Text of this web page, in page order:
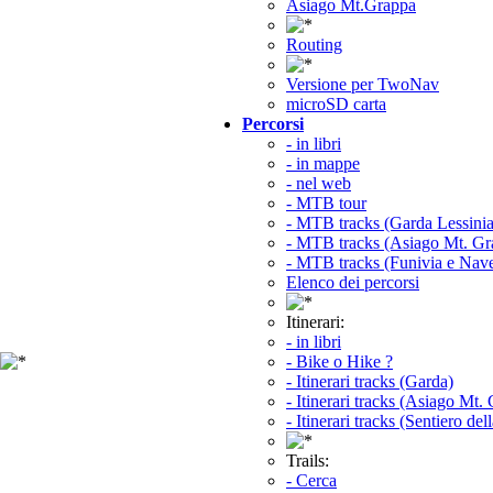
Asiago Mt.Grappa
Routing
Versione per TwoNav
microSD carta
Percorsi
- in libri
- in mappe
- nel web
- MTB tour
- MTB tracks (Garda
- MTB tracks (Asiago Mt.
- MTB tracks (Funivia e
Elenco dei percorsi
Itinerari:
- in libri
- Bike o Hike ?
- Itinerari tracks (Garda)
- Itinerari tracks (Asiago Mt.
- Itinerari tracks (Sentiero
Trails:
- Cerca